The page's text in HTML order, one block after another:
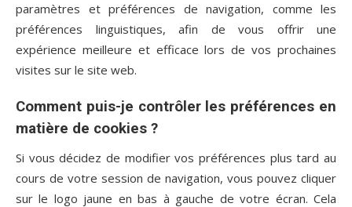
paramètres et préférences de navigation, comme les
préférences linguistiques, afin de vous offrir une
expérience meilleure et efficace lors de vos prochaines
visites sur le site web.
Comment puis-je contrôler les préférences en
matière de cookies ?
Si vous décidez de modifier vos préférences plus tard au
cours de votre session de navigation, vous pouvez cliquer
sur le logo jaune en bas à gauche de votre écran. Cela